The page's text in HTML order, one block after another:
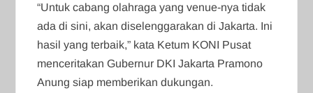
“Untuk cabang olahraga yang venue-nya tidak
ada di sini, akan diselenggarakan di Jakarta. Ini
hasil yang terbaik,” kata Ketum KONI Pusat
menceritakan Gubernur DKI Jakarta Pramono
Anung siap memberikan dukungan.